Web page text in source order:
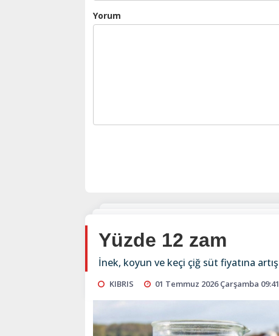
Yorum
Yüzde 12 zam
İnek, koyun ve keçi çiğ süt fiyatına artış
KIBRIS 01 Temmuz 2026 Çarşamba 09:41